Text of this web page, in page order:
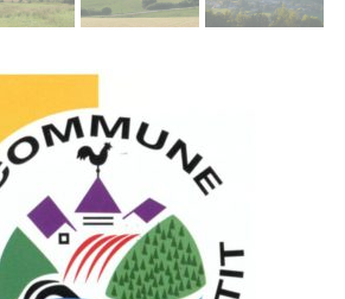
sur le territoire
l'Agence Régionale de
chaque année une fiche de
"infofacture", qui présente pour
(UDI) les
l'eau distribuée (origine,
conformité réglementaire...).
sont disponibles sur les
sur le lien suivant (carte de